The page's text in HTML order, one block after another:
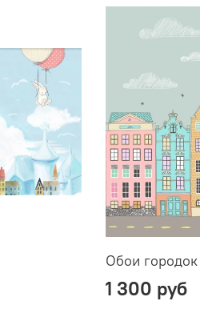
Обои городок
1 300 руб